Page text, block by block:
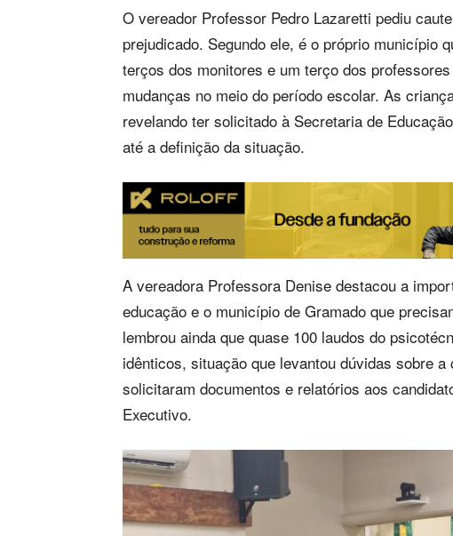
O vereador Professor Pedro Lazaretti pediu
prejudicado. Segundo ele, é o próprio município
terços dos monitores e um terço dos
mudanças no meio do período escolar. As
revelando ter solicitado à Secretaria de
até a definição da situação.
A vereadora Professora Denise destacou a
educação e o município de Gramado que
lembrou ainda que quase 100 laudos do
idênticos, situação que levantou dúvidas sobre
solicitaram documentos e relatórios aos
Executivo.